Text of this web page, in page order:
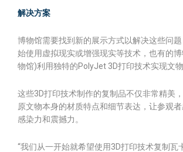
解决方案
博物馆需要找到新的展示方式以解决这些问
始使用虚拟现实或增强现实等技术，也有的
物馆)利用独特的PolyJet 3D打印技术实现文物
这些3D打印技术制作的复制品不仅非常精美
原文物本身的材质特点和细节表达，让参观
感染力和震撼力。
“我们从一开始就希望使用3D打印技术复制瓦